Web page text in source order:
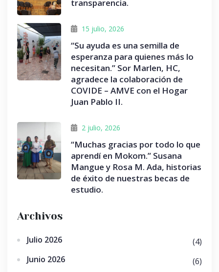
transparencia.
15 julio, 2026
“Su ayuda es una semilla de
esperanza para quienes más lo
necesitan.” Sor Marlen, HC,
agradece la colaboración de
COVIDE – AMVE con el Hogar
Juan Pablo II.
2 julio, 2026
“Muchas gracias por todo lo que
aprendí en Mokom.” Susana
Mangue y Rosa M. Ada, historias
de éxito de nuestras becas de
estudio.
Archivos
Julio 2026
(4)
Junio 2026
(6)